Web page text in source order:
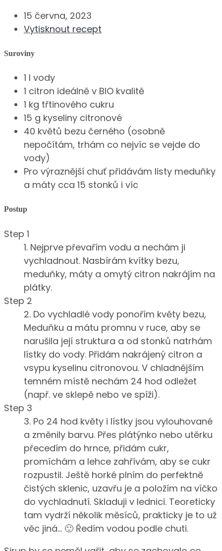
15 června, 2023
Vytisknout recept
Suroviny
1 l vody
1 citron ideálně v BIO kvalitě
1 kg třtinového cukru
15 g kyseliny citronové
40 květů bezu černého (osobně
nepočítám, trhám co nejvíc se vejde do
vody)
Pro výraznější chuť přidávám listy meduňky
a máty cca 15 stonků i víc
Postup
Step 1
1. Nejprve převařím vodu a nechám ji
vychladnout. Nasbírám kvítky bezu,
meduňky, máty a omytý citron nakrájím na
plátky.
Step 2
2. Do vychladlé vody ponořím květy bezu,
Meduňku a mátu promnu v ruce, aby se
narušila její struktura a od stonků natrhám
lístky do vody. Přidám nakrájený citron a
vsypu kyselinu citronovou. V chladnějším
temném místě nechám 24 hod odležet
(např. ve sklepě nebo ve spíži).
Step 3
3. Po 24 hod květy i lístky jsou vylouhované
a změnily barvu. Přes plátýnko nebo utěrku
přecedím do hrnce, přidám cukr,
promíchám a lehce zahřívám, aby se cukr
rozpustil. Ještě horké plním do perfektně
čistých sklenic, uzavřu je a položím na víčko
do vychladnutí. Skladuji v lednici. Teoreticky
tam vydrží několik měsíců, prakticky je to už
věc jiná… 🙂 Ředím vodou podle chuti.